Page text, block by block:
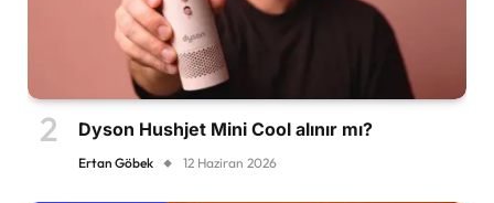
Dyson Hushjet Mini Cool alınır mı?
Ertan Göbek 12 Haziran 2026